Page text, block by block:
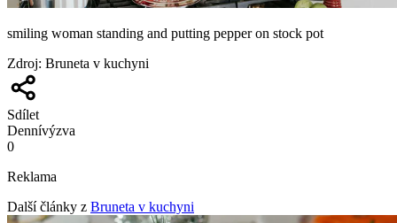
smiling woman standing and putting pepper on stock pot
Zdroj: Bruneta v kuchyni
Sdílet
Dennívýzva
0
Reklama
Další články z Bruneta v kuchyni